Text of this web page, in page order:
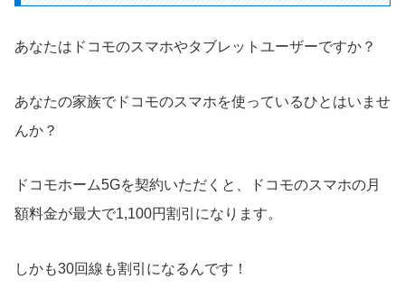
あなたはドコモのスマホやタブレットユーザーですか？
あなたの家族でドコモのスマホを使っているひとはいませ
んか？
ドコモホーム5Gを契約いただくと、ドコモのスマホの月
額料金が最大で1,100円割引になります。
しかも30回線も割引になるんです！